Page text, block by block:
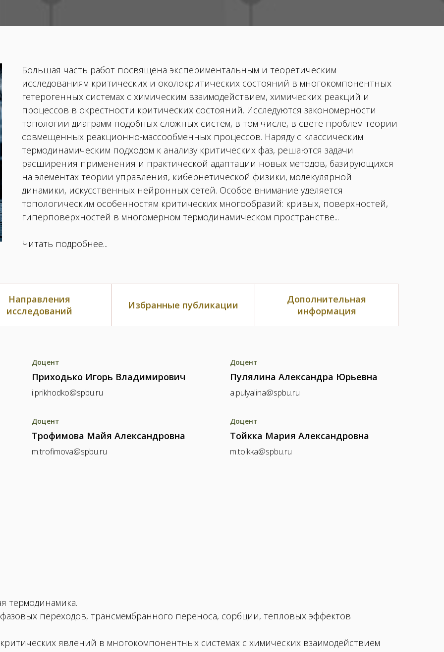
Большая часть работ посвящена экспериментальным и теоретическим
исследованиям критических и околокритических состояний в многокомпонентных
гетерогенных системах c химическим взаимодействием, химических реакций и
процессов в окрестности критических состояний. Исследуются закономерности
топологии диаграмм подобных сложных систем, в том числе, в свете проблем теории
совмещенных реакционно-массообменных процессов. Наряду с классическим
термодинамическим подходом к анализу критических фаз, решаются задачи
расширения применения и практической адаптации новых методов, базирующихся
на элементах теории управления, кибернетической физики, молекулярной
динамики, искусственных нейронных сетей. Особое внимание уделяется
топологическим особенностям критических многообразий: кривых, поверхностей,
гиперповерхностей в многомерном термодинамическом пространстве...
Читать подробнее...
Направления
исследований
Избранные публикации
Дополнительная
информация
Доцент
Приходько Игорь Владимирович
i.prikhodko@spbu.ru
Доцент
Пулялина Александра Юрьевна
a.pulyalina@spbu.ru
Доцент
Трофимова Майя Александровна
m.trofimova@spbu.ru
Доцент
Тойкка Мария Александровна
m.toikka@spbu.ru
термодинамика.
переходов, трансмембранного переноса, сорбции, тепловых эффектов
явлений в многокомпонентных системах с химических взаимодействием